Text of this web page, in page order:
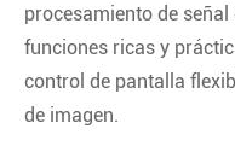
procesamiento de
funciones ricas y
control de pantalla
de imagen.